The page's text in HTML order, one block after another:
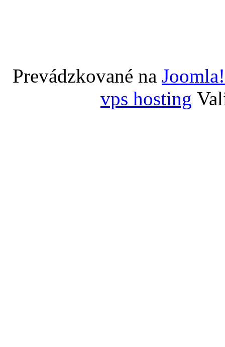
Prevádzkované na Joomla!
vps hosting